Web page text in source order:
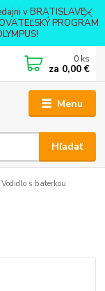
v BRATISLAVE -
PROGRAM
Menu
Hľadať
0 ks
za 0,00 €
Vodidlo s baterkou